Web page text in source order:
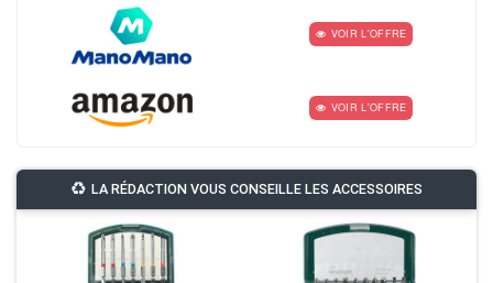
VOIR L'OFFRE
VOIR L'OFFRE
LA RÉDACTION VOUS CONSEILLE LES ACCESSOIRES